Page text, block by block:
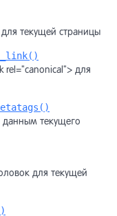
текущей страницы
rel="canonical"> для
данным текущего
для текущей